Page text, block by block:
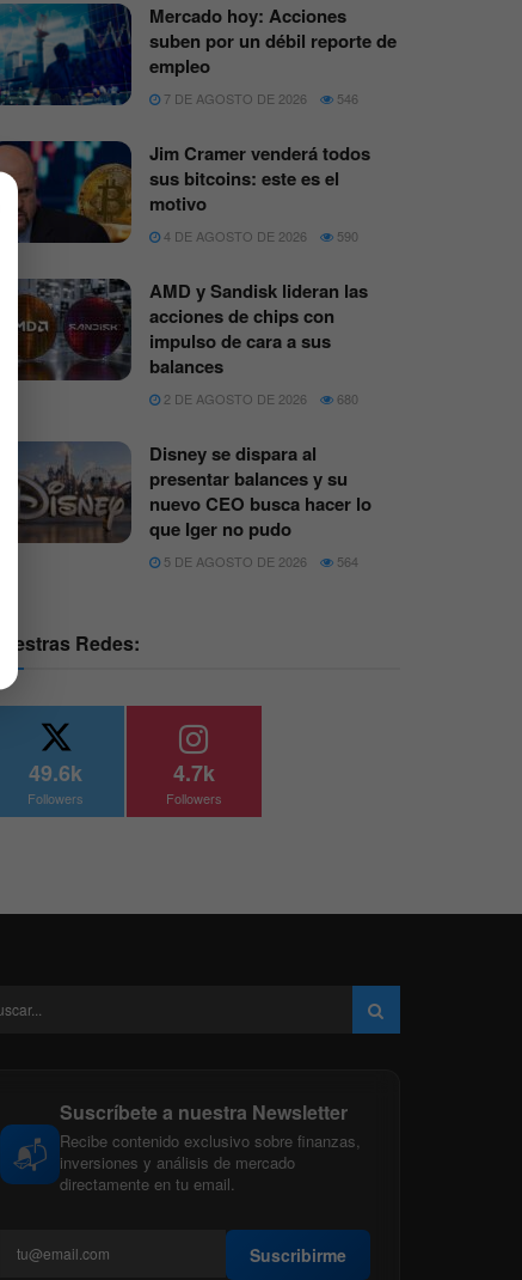
Mercado hoy: Acciones
suben por un débil reporte de
empleo
7 DE AGOSTO DE 2026 546
Jim Cramer venderá todos
sus bitcoins: este es el
motivo
4 DE AGOSTO DE 2026 590
AMD y Sandisk lideran las
acciones de chips con
impulso de cara a sus
balances
2 DE AGOSTO DE 2026 680
Disney se dispara al
presentar balances y su
nuevo CEO busca hacer lo
que Iger no pudo
5 DE AGOSTO DE 2026 564
Nuestras Redes:
49.6k
Followers
4.7k
Followers
📬
Suscríbete a nuestra Newsletter
Recibe contenido exclusivo sobre finanzas,
inversiones y análisis de mercado
directamente en tu email.
Suscribirme